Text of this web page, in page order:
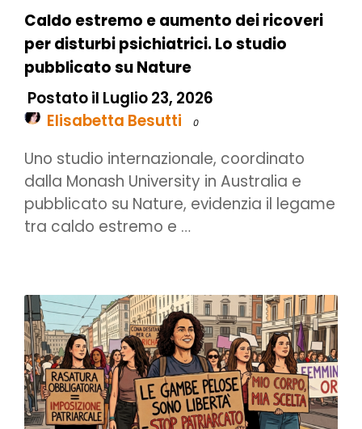
Caldo estremo e aumento dei ricoveri
per disturbi psichiatrici. Lo studio
pubblicato su Nature
Postato il Luglio 23, 2026
Elisabetta Besutti
0
Uno studio internazionale, coordinato
dalla Monash University in Australia e
pubblicato su Nature, evidenzia il legame
tra caldo estremo e …